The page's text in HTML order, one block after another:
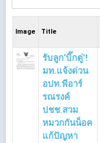
Image Title
รับลูก‘บิ๊กตู่’!
มท.แจ้งด่วน
อปท.พีอาร์
รณรงค์
ปชช.สวม
หมวกกันน็อค
แก้ปัญหา